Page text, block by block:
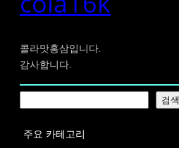
콜라맛홍삼입니다.
감사합니다.
검색
주요 카테고리